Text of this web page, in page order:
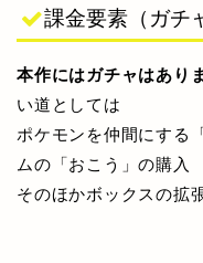
課金要素（ガチ
本作にはガチャはあり
い道としては
ポケモンを仲間にする
ムの「おこう」の購入
そのほかボックスの拡